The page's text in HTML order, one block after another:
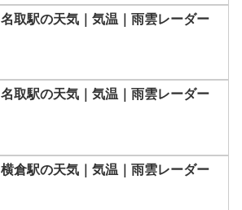
名取駅の天気｜気温｜雨雲レーダー
名取駅の天気｜気温｜雨雲レーダー
横倉駅の天気｜気温｜雨雲レーダー